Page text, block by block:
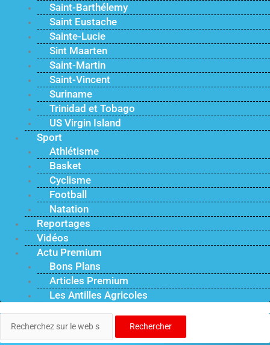
Saint-Barthélemy
Saint Eustache
Sainte-Lucie
Sint Maarten
Saint-Martin
Saint-Vincent
Suriname
Trinidad et Tobago
US Virgin Island
Sport
Athlétisme
Basket
Cyclisme
Football
Natation
Reportages
Vidéos
Actu Premium
Bons Plans
Articles Premium
Les Antilles Agricoles
Rechercher